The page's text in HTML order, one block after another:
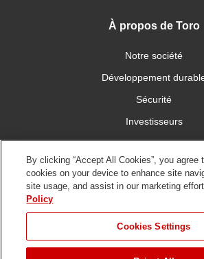
À propos de Toro
Notre société
Développement
Sécurité
Investisseurs
Carrières
Connectez-vous avec
By clicking “Accept All Cookies”, you agree
cookies on your device to enhance site
site usage, and assist in our marketing
Policy
Cookies Settings